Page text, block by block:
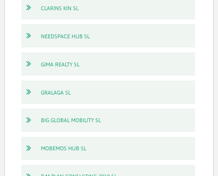
CLARINS KIN SL
NEEDSPACE HUB SL
GIMA REALTY SL
GRALAGA SL
BIG GLOBAL MOBILITY SL
MOBEMOS HUB SL